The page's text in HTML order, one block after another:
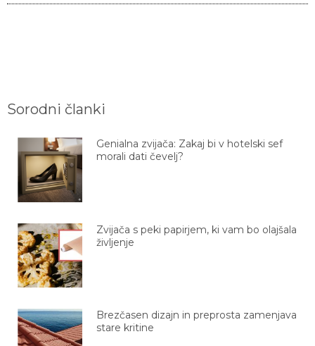
Sorodni članki
Genialna zvijača: Zakaj bi v hotelski sef
morali dati čevelj?
Zvijača s peki papirjem, ki vam bo olajšala
življenje
Brezčasen dizajn in preprosta zamenjava
stare kritine